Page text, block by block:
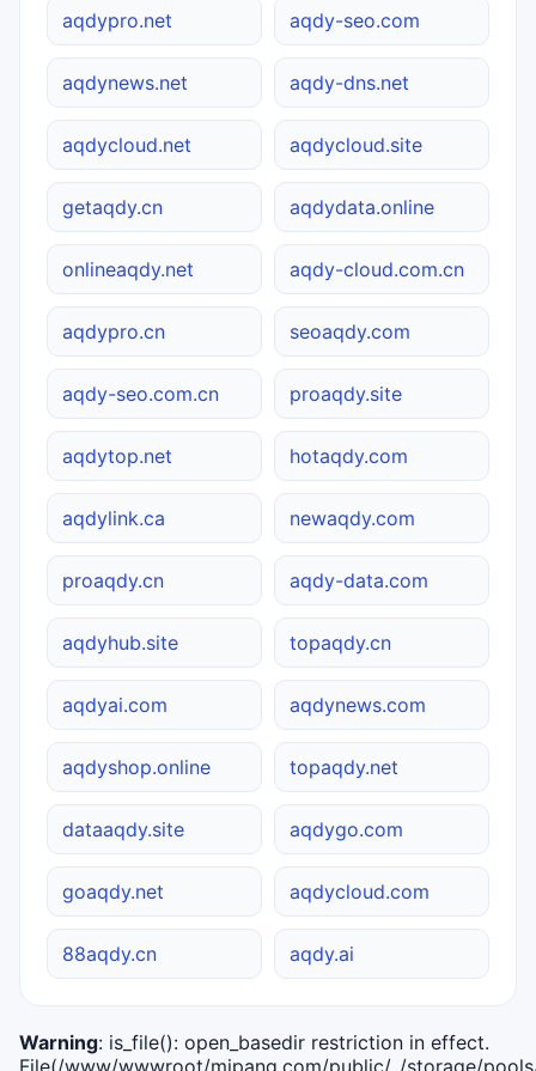
aqdypro.net aqdy-seo.com
aqdynews.net aqdy-dns.net
aqdycloud.net aqdycloud.site
getaqdy.cn aqdydata.online
onlineaqdy.net aqdy-cloud.com.cn
aqdypro.cn seoaqdy.com
aqdy-seo.com.cn proaqdy.site
aqdytop.net hotaqdy.com
aqdylink.ca newaqdy.com
proaqdy.cn aqdy-data.com
aqdyhub.site topaqdy.cn
aqdyai.com aqdynews.com
aqdyshop.online topaqdy.net
dataaqdy.site aqdygo.com
goaqdy.net aqdycloud.com
88aqdy.cn aqdy.ai
Warning: is_file(): open_basedir restriction in effect.
File(/www/wwwroot/mipang.com/public/../storage/